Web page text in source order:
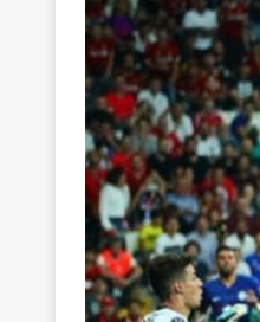
[ 22
[ 7
[ 6
-και οι
[ 6
[ 6
ΑΠΟΨΕΙΣ
[ 6